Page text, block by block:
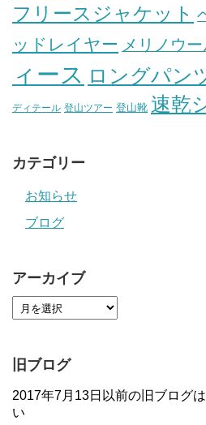
フリースジャケット
ッドレイヤー メリノウ
ィース ロングパン
ディテール 登山ツアー 登山靴 速乾
カテゴリー
お知らせ
ブログ
アーカイブ
旧ブログ
2017年7月13日以前の旧ブログは
い